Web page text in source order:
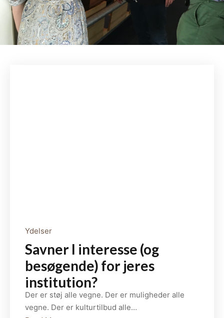
Ydelser
Savner I interesse (og
besøgende) for jeres
institution?
Der er støj alle vegne. Der er muligheder alle
vegne. Der er kulturtilbud alle…